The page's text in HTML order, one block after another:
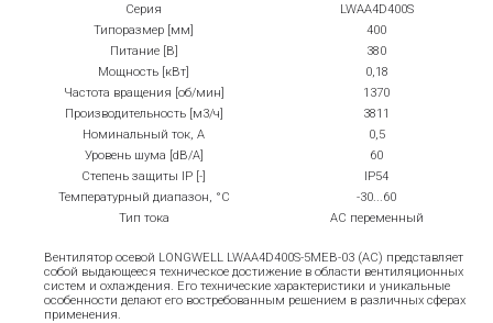
Серия
LWAA4D400S
Типоразмер [мм]
400
Питание [В]
380
Мощность [кВт]
0,18
Частота вращения [об/мин]
1370
Производительность [м3/ч]
3811
Номинальный ток, А
0,5
Уровень шума [dB/A]
60
Степень защиты IP [-]
IP54
Температурный диапазон, °С
-30...60
Тип тока
AC переменный
Вентилятор осевой LONGWELL LWAA4D400S-5MEB-03 (AC) представляет
собой выдающееся техническое достижение в области вентиляционных
систем и охлаждения. Его технические характеристики и уникальные
особенности делают его востребованным решением в различных сферах
применения.